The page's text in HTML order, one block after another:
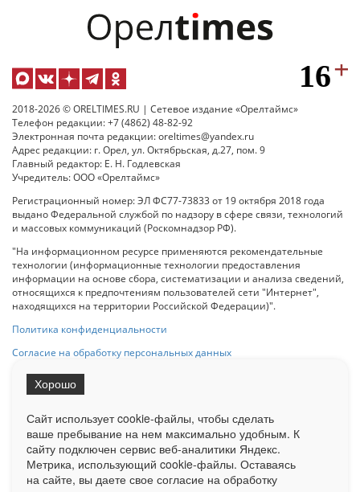
2018-2026 © ORELTIMES.RU | Сетевое издание «Орелтаймс»
Телефон редакции: +7 (4862) 48-82-92
Электронная почта редакции: oreltimes@yandex.ru
Адрес редакции: г. Орел, ул. Октябрьская, д.27, пом. 9
Главный редактор: Е. Н. Годлевская
Учредитель: ООО «Орелтаймс»
Регистрационный номер: ЭЛ ФС77-73833 от 19 октября 2018 года
выдано Федеральной службой по надзору в сфере связи, технологий
и массовых коммуникаций (Роскомнадзор РФ).
"На информационном ресурсе применяются рекомендательные
технологии (информационные технологии предоставления
информации на основе сбора, систематизации и анализа сведений,
относящихся к предпочтениям пользователей сети "Интернет",
находящихся на территории Российской Федерации)".
Политика конфиденциальности
Согласие на обработку персональных данных
При использовании любого материала с данного сайта гипер-ссылка
на Сетевое издание «ОрелТаймс» обязательна.
Ограниченная статистика посещаемости доступна на сайте
Liveinternet.ru . Подробная статистика для рекламодателей по запросу
у менеджера.
Сайт использует cookie-файлы, чтобы сделать
ваше пребывание на нем максимально удобным. К
cайту подключен сервис веб-аналитики Яндекс.
Метрика, использующий cookie-файлы. Оставаясь
на сайте, вы даете свое согласие на обработку
Хорошо